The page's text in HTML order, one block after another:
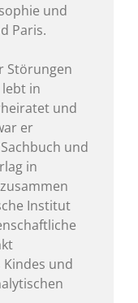
und
Paris.
Störungen
in
und
er
und
in
Institut
und